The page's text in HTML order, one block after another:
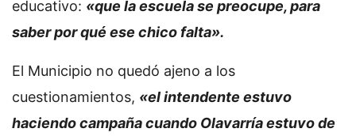
educativo: «que la escuela se preocupe, para
saber por qué ese chico falta».
El Municipio no quedó ajeno a los
cuestionamientos, «el intendente estuvo
haciendo campaña cuando Olavarría estuvo de